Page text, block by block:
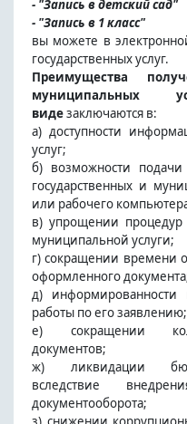
- "Запись в детский сад"
- "Запись в 1 класс"
вы можете в
государственных услуг.
Преимущества
муниципальных
видезаключаются в:
а) доступности
услуг;
б) возможности подачи
государственных и
или рабочего
в) упрощении процедур
муниципальной услуги;
г) сокращении времени
оформленного
д) информированности
работы по его заявлению;
е) сокращении
документов;
ж) ликвидации
вследствие
документооборота;